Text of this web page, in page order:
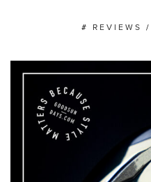
# REVIEWS /